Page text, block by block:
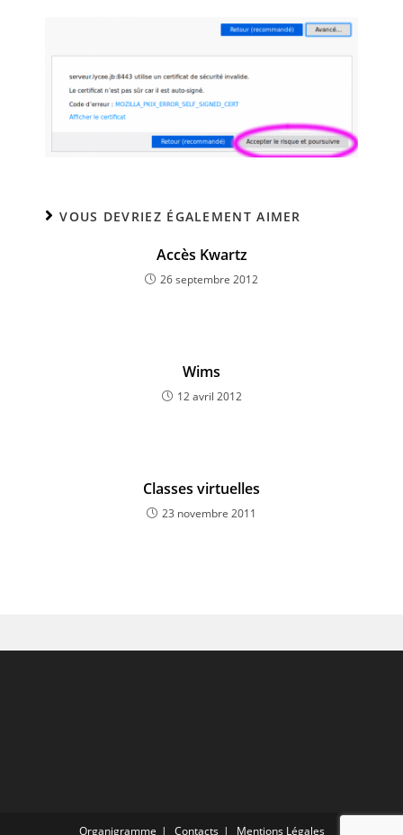
VOUS DEVRIEZ ÉGALEMENT AIMER
Accès Kwartz
26 septembre 2012
Wims
12 avril 2012
Classes virtuelles
23 novembre 2011
Organigramme Contacts Mentions Légales